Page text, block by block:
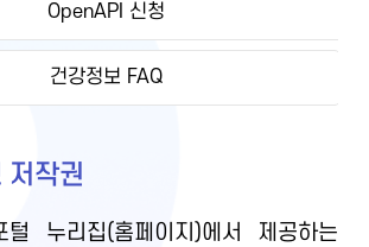
OpenAPI 신청
건강정보 FAQ
저작권
털 누리집(홈페이지)에서 제공하는